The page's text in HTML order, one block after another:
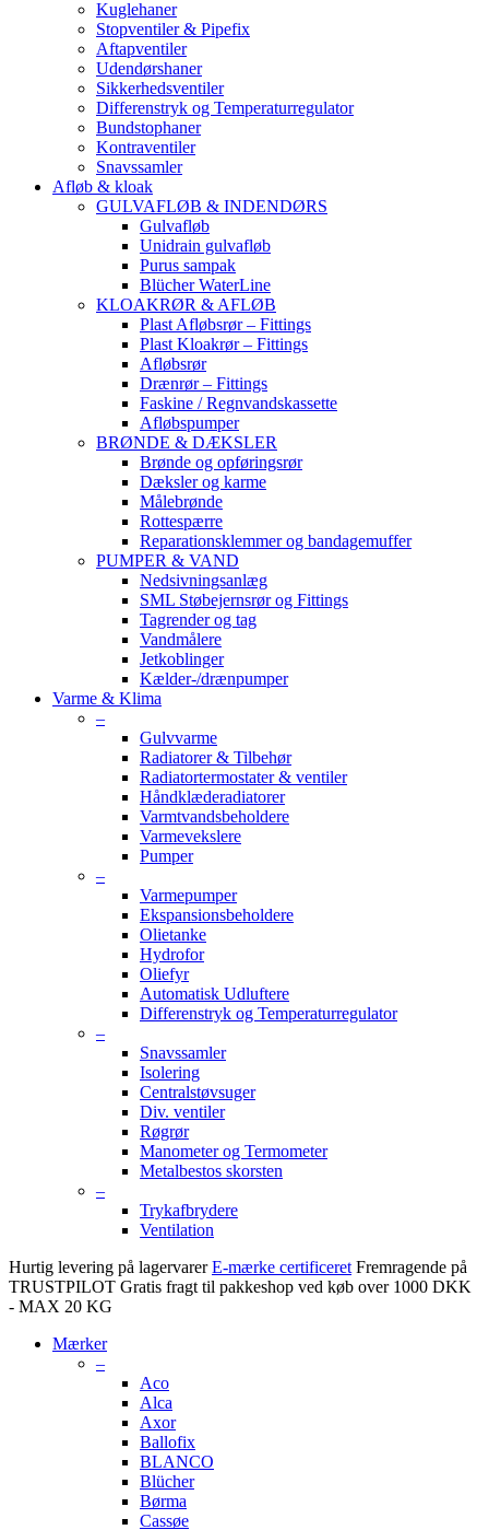
Kuglehaner
Stopventiler & Pipefix
Aftapventiler
Udendørshaner
Sikkerhedsventiler
Differenstryk og Temperaturregulator
Bundstophaner
Kontraventiler
Snavssamler
Afløb & kloak
GULVAFLØB & INDENDØRS
Gulvafløb
Unidrain gulvafløb
Purus sampak
Blücher WaterLine
KLOAKRØR & AFLØB
Plast Afløbsrør – Fittings
Plast Kloakrør – Fittings
Afløbsrør
Drænrør – Fittings
Faskine / Regnvandskassette
Afløbspumper
BRØNDE & DÆKSLER
Brønde og opføringsrør
Dæksler og karme
Målebrønde
Rottespærre
Reparationsklemmer og bandagemuffer
PUMPER & VAND
Nedsivningsanlæg
SML Støbejernsrør og Fittings
Tagrender og tag
Vandmålere
Jetkoblinger
Kælder-/drænpumper
Varme & Klima
–
Gulvvarme
Radiatorer & Tilbehør
Radiatortermostater & ventiler
Håndklæderadiatorer
Varmtvandsbeholdere
Varmevekslere
Pumper
–
Varmepumper
Ekspansionsbeholdere
Olietanke
Hydrofor
Oliefyr
Automatisk Udluftere
Differenstryk og Temperaturregulator
–
Snavssamler
Isolering
Centralstøvsuger
Div. ventiler
Røgrør
Manometer og Termometer
Metalbestos skorsten
–
Trykafbrydere
Ventilation
Hurtig levering på lagervarer E-mærke certificeret Fremragende på
TRUSTPILOT Gratis fragt til pakkeshop ved køb over 1000 DKK
- MAX 20 KG
Mærker
–
Aco
Alca
Axor
Ballofix
BLANCO
Blücher
Børma
Cassøe